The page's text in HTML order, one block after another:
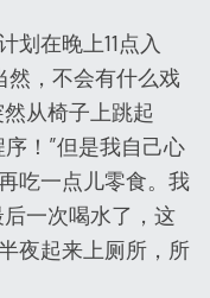
划在晚上11点入
然，不会有什么戏
从椅子上跳起
！”但是我自己心
吃一点儿零食。我
一次喝水了，这
夜起来上厕所，所